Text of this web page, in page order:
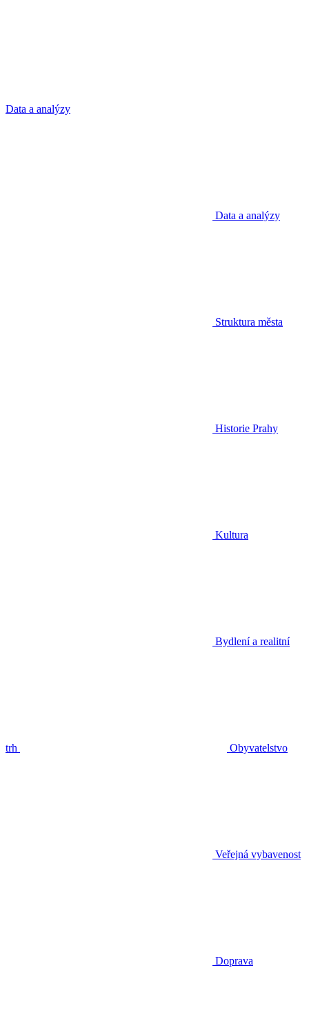
Data a analýzy
Data a analýzy
Struktura města
Historie Prahy
Kultura
Bydlení a realitní
trh Obyvatelstvo
Veřejná vybavenost
Doprava